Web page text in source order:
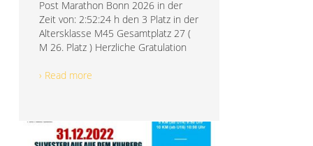
Post Marathon Bonn 2026 in der
Zeit von: 2:52:24 h den 3 Platz in der
Altersklasse M45 Gesamtplatz 27 (
M 26. Platz ) Herzliche Gratulation
› Read more